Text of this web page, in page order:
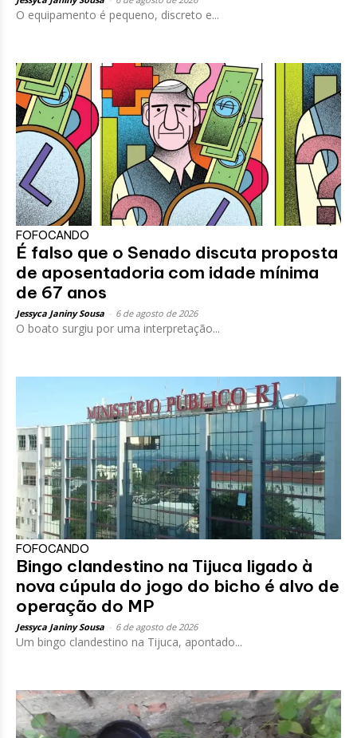
O equipamento é pequeno, discreto e...
FOFOCANDO
É falso que o Senado discuta proposta
de aposentadoria com idade mínima
de 67 anos
Jessyca Janiny Sousa 6 de agosto de 2026
O boato surgiu por uma interpretação...
FOFOCANDO
Bingo clandestino na Tijuca ligado à
nova cúpula do jogo do bicho é alvo de
operação do MP
Jessyca Janiny Sousa 6 de agosto de 2026
Um bingo clandestino na Tijuca, apontado...